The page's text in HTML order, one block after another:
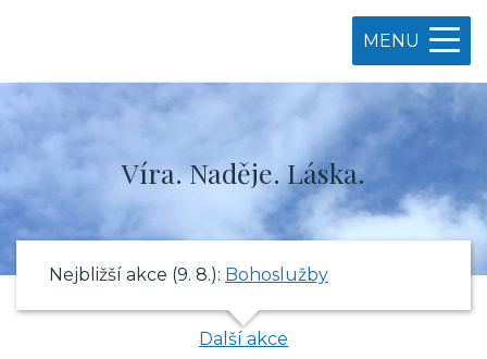
MENU
Víra. Naděje. Láska.
Nejbližší akce (9. 8.): Bohoslužby
Další akce